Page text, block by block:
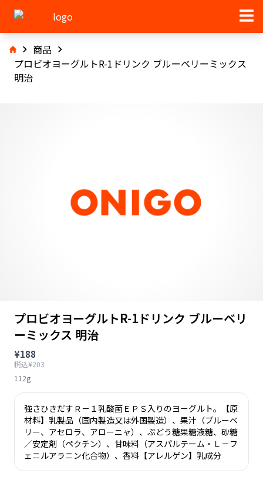
商品
プロビオヨーグルトR-1ドリンク ブルーベリーミックス
明治
プロビオヨーグルトR-1ドリンク ブルーベリ
ーミックス 明治
¥188
税込¥203
112g
強さひきだすＲ－１乳酸菌ＥＰＳ入りのヨーグルト。【原
材料】乳製品（国内製造又は外国製造）、果汁（ブルーベ
リー、アセロラ、アローニャ）、ぶどう糖果糖液糖、砂糖
／安定剤（ペクチン）、甘味料（アスパルテーム・Ｌ－フ
ェニルアラニン化合物）、香料【アレルゲン】乳成分